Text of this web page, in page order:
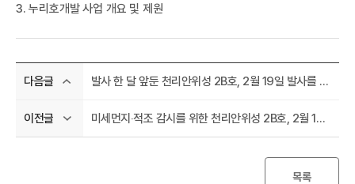
우
3. 누리호개발 사업 개요 및 제원​
다음글 발사 한 달 앞둔 천리안위성 2B호, 2월 19일 발사를 차질없이 준비 중
이전글 미세먼지‧적조 감시를 위한 천리안위성 2B호, 2월 19일 발사를 위해 해외 발사장으로 출발
목록